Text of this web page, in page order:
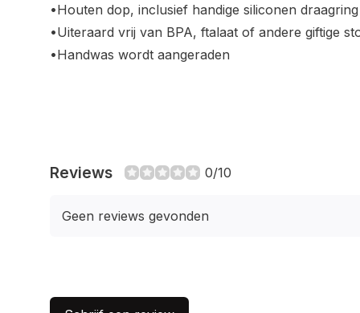
•Houten dop, inclusief handige siliconen draagring
•Uiteraard vrij van BPA, ftalaat of andere giftige
•Handwas wordt aangeraden
Reviews 0/10
Geen reviews gevonden